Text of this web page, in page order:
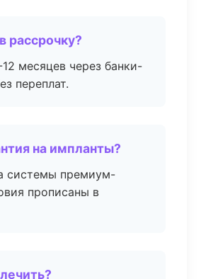
рассрочку?
месяцев через банки-
переплат.
на импланты?
системы премиум-
прописаны в